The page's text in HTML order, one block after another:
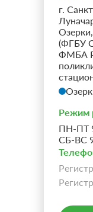
г.
(ФГБУ
ФМБА
Режим
ПН-ПТ
СБ-ВС